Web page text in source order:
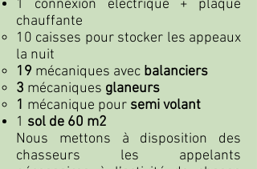
1 connexion électrique + plaque
chauffante
10 caisses pour stocker les appeaux
la nuit
19 mécaniques avec balanciers
3 mécaniques glaneurs
1 mécanique pour semi volant
1 sol de 60 m2
Nous mettons à disposition des
chasseurs les appelants